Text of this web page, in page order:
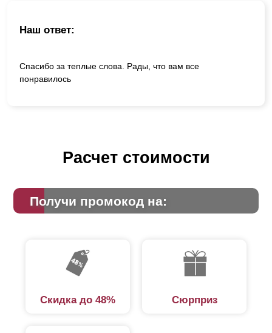
Наш ответ:
Спасибо за теплые слова. Рады, что вам все
понравилось
Расчет стоимости
Получи промокод на:
Скидка до 48% Сюрприз